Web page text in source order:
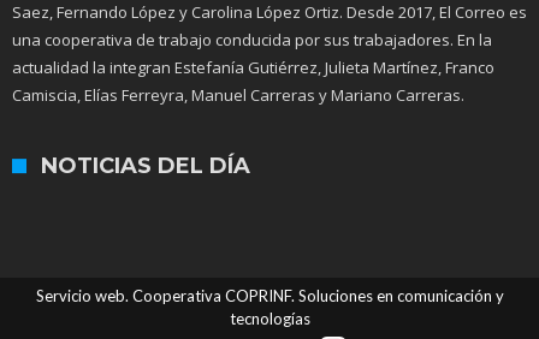
Saez, Fernando López y Carolina López Ortiz. Desde 2017, El Correo es
una cooperativa de trabajo conducida por sus trabajadores. En la
actualidad la integran Estefanía Gutiérrez, Julieta Martínez, Franco
Camiscia, Elías Ferreyra, Manuel Carreras y Mariano Carreras.
NOTICIAS DEL DÍA
Servicio web. Cooperativa COPRINF. Soluciones en comunicación y
tecnologías